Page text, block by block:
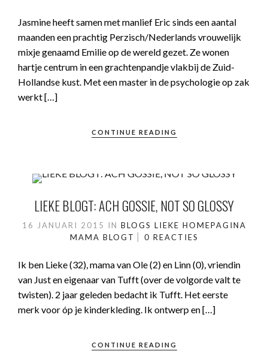
Jasmine heeft samen met manlief Eric sinds een aantal
maanden een prachtig Perzisch/Nederlands vrouwelijk
mixje genaamd Emilie op de wereld gezet. Ze wonen
hartje centrum in een grachtenpandje vlakbij de Zuid-
Hollandse kust. Met een master in de psychologie op zak
werkt […]
CONTINUE READING
LIEKE BLOGT: ACH GOSSIE, NOT SO GLOSSY
16 JANUARI 2015 IN BLOGS LIEKE HOMEPAGINA
MAMA BLOGT
0 REACTIES
Ik ben Lieke (32), mama van Ole (2) en Linn (0), vriendin
van Just en eigenaar van Tufft (over de volgorde valt te
twisten). 2 jaar geleden bedacht ik Tufft. Het eerste
merk voor óp je kinderkleding. Ik ontwerp en […]
CONTINUE READING